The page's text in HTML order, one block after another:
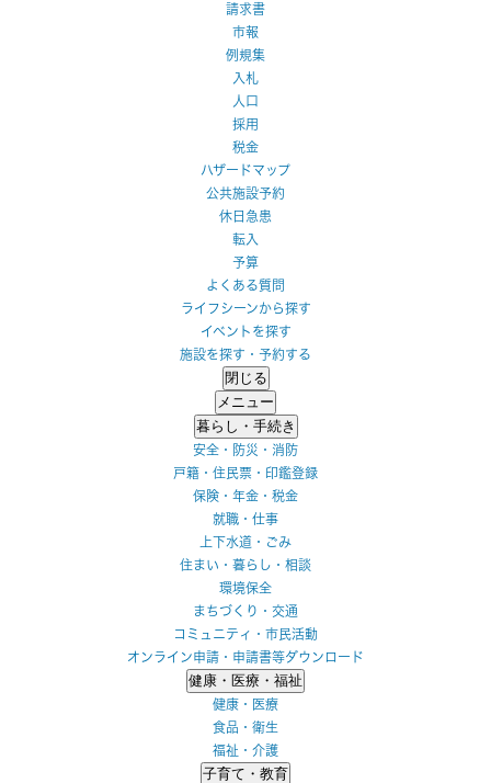
請求書
市報
例規集
入札
人口
採用
税金
ハザードマップ
公共施設予約
休日急患
転入
予算
よくある質問
ライフシーンから探す
イベントを探す
施設を探す・予約する
閉じる
メニュー
暮らし・手続き
安全・防災・消防
戸籍・住民票・印鑑登録
保険・年金・税金
就職・仕事
上下水道・ごみ
住まい・暮らし・相談
環境保全
まちづくり・交通
コミュニティ・市民活動
オンライン申請・申請書等ダウンロード
健康・医療・福祉
健康・医療
食品・衛生
福祉・介護
子育て・教育